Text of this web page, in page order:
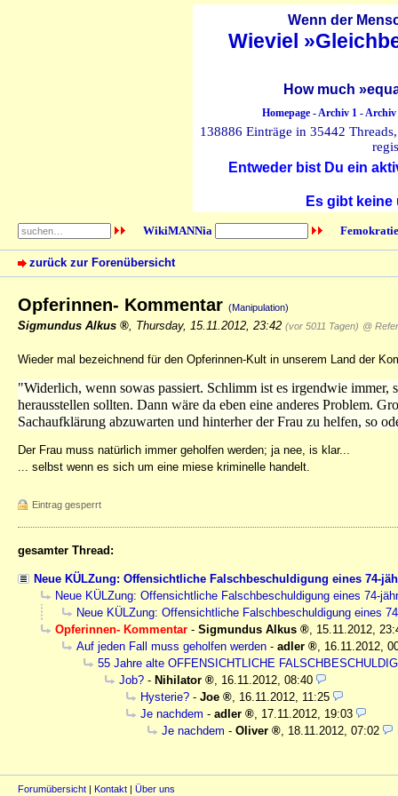
Wenn der
Wieviel
How much
Homepage-Archiv 1-Archiv
138886 Einträge in 35442
Entweder bist Du ein
Es gibt
WikiMANNia
zurück zur Forenübersicht
Opferinnen- Kommentar (Manipulation)
Sigmundus Alkus Thursday, 15.11.2012, 23:42 (vor 5011 Tagen) @
Wieder mal bezeichnend für den Opferinnen-Kult in unserem Land der
"Widerlich, wenn sowas passiert. Schlimm ist es irgendwie immer,
herausstellen sollten. Dann wäre da eben eine anderes Problem.
Sachaufklärung abzuwarten und hinterher der Frau zu helfen, so
Der Frau muss natürlich immer geholfen werden; ja nee, is klar...
... selbst wenn es sich um eine miese kriminelle handelt.
Eintrag gesperrt
gesamter Thread:
Neue KÜLZung: Offensichtliche Falschbeschuldigung eines 74-
Neue KÜLZung: Offensichtliche Falschbeschuldigung eines 74-
Neue KÜLZung: Offensichtliche Falschbeschuldigung eines
Opferinnen- Kommentar - Sigmundus Alkus , 15.11.2012,
Auf jeden Fall muss geholfen werden - adler , 16.11.2012,
55 Jahre alte OFFENSICHTLICHE
Job? - Nihilator , 16.11.2012, 08:40
Hysterie? - Joe , 16.11.2012, 11:25
Je nachdem - adler , 17.11.2012, 19:03
Je nachdem - Oliver , 18.11.2012, 07:02
Forumübersicht | Kontakt | Über uns